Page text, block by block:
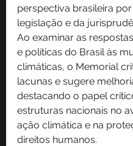
perspectiva brasileira
legislação e da
Ao examinar as
e políticas do Brasil às
climáticas, o Memorial
lacunas e sugere
destacando o papel
estruturas nacionais no
ação climática e na
direitos humanos.